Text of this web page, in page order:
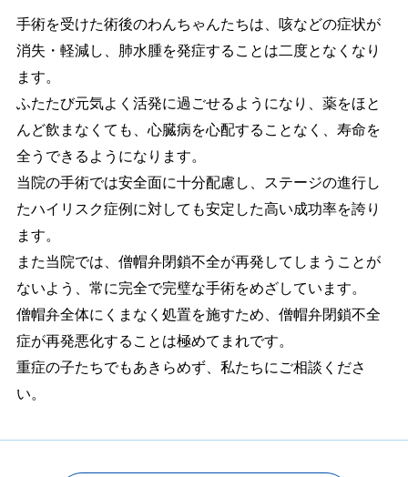
手術を受けた術後のわんちゃんたちは、咳などの症状が
消失・軽減し、肺水腫を発症することは二度となくなり
ます。
ふたたび元気よく活発に過ごせるようになり、薬をほと
んど飲まなくても、心臓病を心配することなく、寿命を
全うできるようになります。
当院の手術では安全面に十分配慮し、ステージの進行し
たハイリスク症例に対しても安定した高い成功率を誇り
ます。
また当院では、僧帽弁閉鎖不全が再発してしまうことが
ないよう、常に完全で完璧な手術をめざしています。
僧帽弁全体にくまなく処置を施すため、僧帽弁閉鎖不全
症が再発悪化することは極めてまれです。
重症の子たちでもあきらめず、私たちにご相談くださ
い。